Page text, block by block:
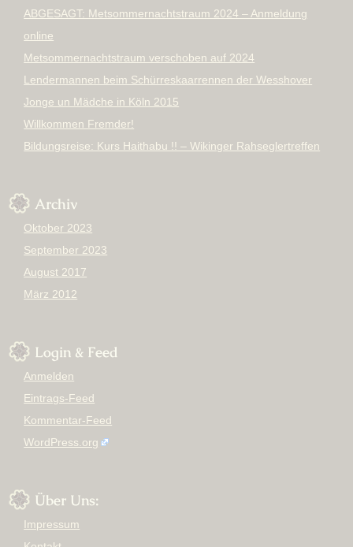
ABGESAGT: Metsommernachtstraum 2024 – Anmeldung
online
Metsommernachtstraum verschoben auf 2024
Lendermannen beim Schürreskaarrennen der Wesshover
Jonge un Mädche in Köln 2015
Willkommen Fremder!
Bildungsreise: Kurs Haithabu !! – Wikinger Rahseglertreffen
Archiv
Oktober 2023
September 2023
August 2017
März 2012
Login & Feed
Anmelden
Eintrags-Feed
Kommentar-Feed
WordPress.org
Über Uns:
Impressum